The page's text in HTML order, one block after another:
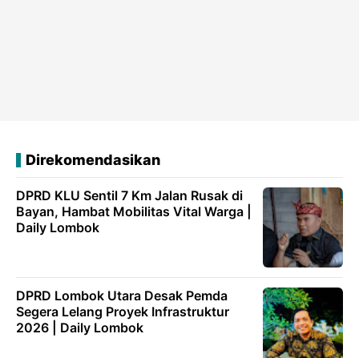
Direkomendasikan
DPRD KLU Sentil 7 Km Jalan Rusak di
Bayan, Hambat Mobilitas Vital Warga |
Daily Lombok
DPRD Lombok Utara Desak Pemda
Segera Lelang Proyek Infrastruktur
2026 | Daily Lombok